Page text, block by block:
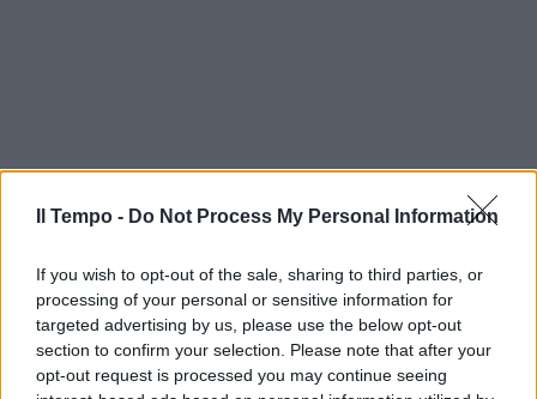
Il Tempo - Do Not Process My Personal Information
If you wish to opt-out of the sale, sharing to third parties, or
processing of your personal or sensitive information for
targeted advertising by us, please use the below opt-out
section to confirm your selection. Please note that after your
opt-out request is processed you may continue seeing